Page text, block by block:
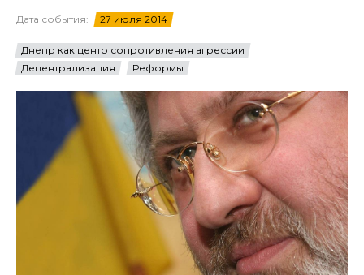
Дата события: 27 июля 2014
Днепр как центр сопротивления агрессии
Децентрализация
Реформы